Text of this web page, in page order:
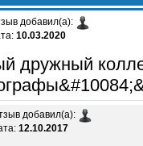
добавил(а):
10.03.2020
дружный
добавил(а):
12.10.2017